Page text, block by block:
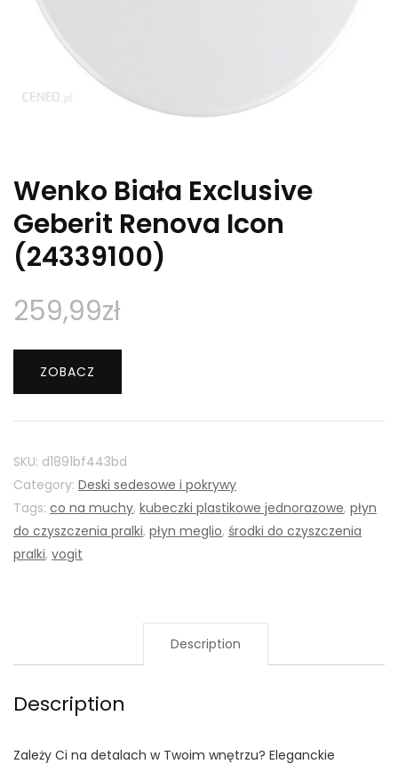
Wenko Biała Exclusive
Geberit Renova Icon
(24339100)
259,99zł
ZOBACZ
SKU: d1891bf443bd
Category: Deski sedesowe i pokrywy
Tags: co na muchy, kubeczki plastikowe jednorazowe, płyn
do czyszczenia pralki, płyn meglio, środki do czyszczenia
pralki, vogit
Description
Description
Zależy Ci na detalach w Twoim wnętrzu? Eleganckie